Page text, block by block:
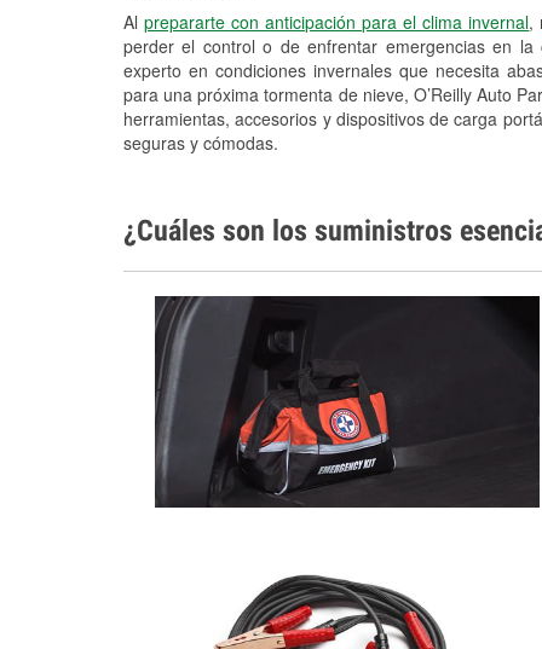
Alprepararte con anticipación para el clima invernal,
perder el control o de enfrentar emergencias en
experto en condiciones invernales que necesita
para una próxima tormenta de nieve, O’Reilly Auto
herramientas, accesorios y dispositivos de carga
seguras y cómodas.
¿Cuáles son los suministros